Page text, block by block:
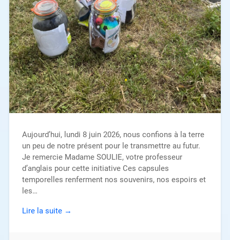
un peu de notre présent pour le transmettre au futur.
Je remercie Madame SOULIE, votre professeur
d’anglais pour cette initiative Ces capsules
temporelles renferment nos souvenirs, nos espoirs et
les…